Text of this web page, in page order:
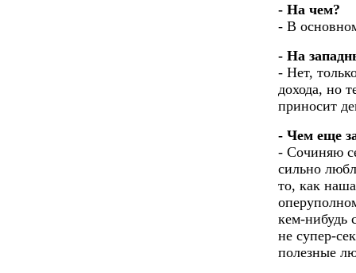
- На чем?
- В
- На
- Нет,
дохода, но
приносит
- Чем еще
- Сочиняю
сильно
то, как
кем-нибудь
не супер-
полезные